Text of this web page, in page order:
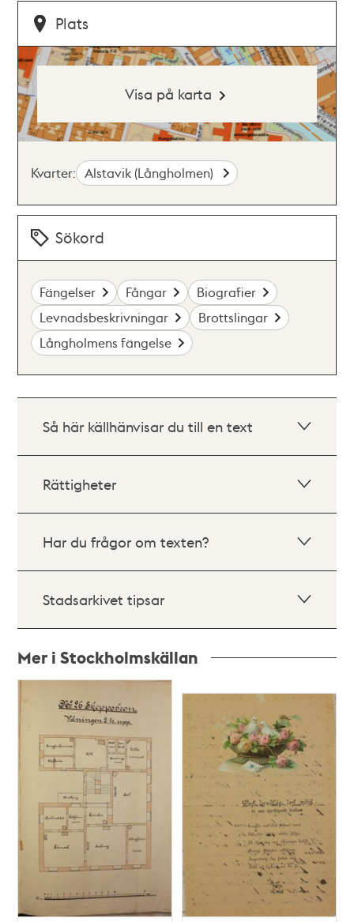
Plats
Visa på karta
Kvarter: Alstavik (Långholmen)
Sökord
Fängelser Fångar
Biografier
Levnadsbeskrivningar
Brottslingar
Långholmens fängelse
Så här källhänvisar du till en text
Rättigheter
Har du frågor om texten?
Stadsarkivet tipsar
Mer i Stockholmskällan
och
teman